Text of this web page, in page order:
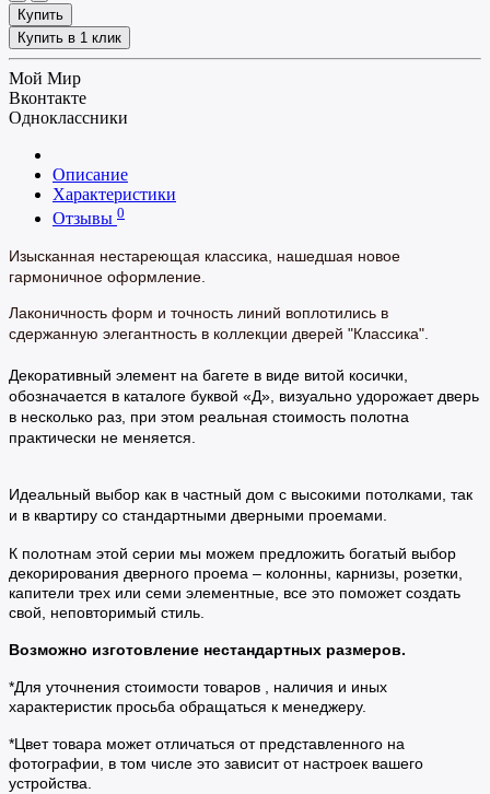
Купить
Купить в 1 клик
Мой Мир
Вконтакте
Одноклассники
Описание
Характеристики
Отзывы 0
Изысканная нестареющая классика, нашедшая новое
гармоничное оформление.
Лаконичность форм и точность линий воплотились в
сдержанную элегантность в коллекции дверей "Классика".
Декоративный элемент на багете в виде витой косички,
обозначается в каталоге буквой «Д», визуально удорожает дверь
в несколько раз, при этом реальная стоимость полотна
практически не меняется.
Идеальный выбор как в частный дом с высокими потолками, так
и в квартиру со стандартными дверными проемами.
К полотнам этой серии мы можем предложить богатый выбор
декорирования дверного проема – колонны, карнизы, розетки,
капители трех или семи элементные, все это поможет создать
свой, неповторимый стиль.
Возможно изготовление нестандартных размеров.
*Для уточнения стоимости товаров , наличия и иных
характеристик просьба обращаться к менеджеру.
*Цвет товара может отличаться от представленного на
фотографии, в том числе это зависит от настроек вашего
устройства.